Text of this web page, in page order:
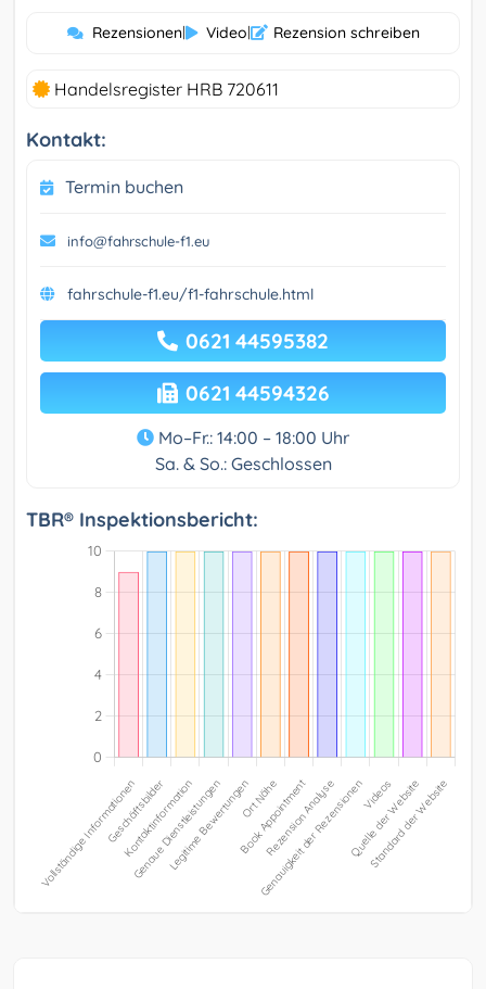
Rezensionen| Video| Rezension schreiben
Handelsregister HRB 720611
Kontakt:
Termin buchen
info@fahrschule-f1.eu
fahrschule-f1.eu/f1-fahrschule.html
0621 44595382
0621 44594326
Mo–Fr.: 14:00 – 18:00 Uhr
Sa. & So.: Geschlossen
TBR® Inspektionsbericht: